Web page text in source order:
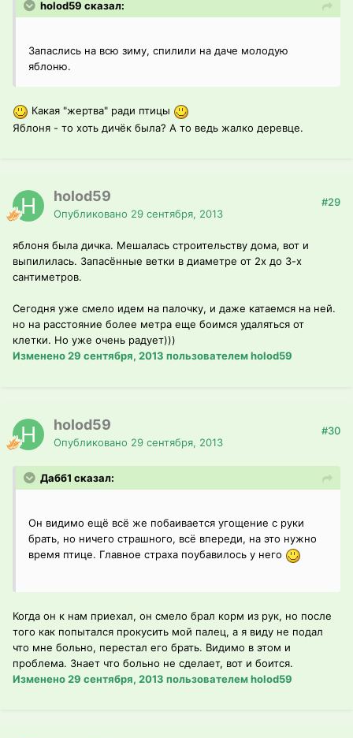
holod59 сказал:
Запаслись на всю зиму, спилили на даче молодую
яблоню.
Какая "жертва" ради птицы
Яблоня - то хоть дичёк была? А то ведь жалко деревце.
holod59
Опубликовано 29 сентября, 2013
#29
яблоня была дичка. Мешалась строительству дома, вот и
выпилилась. Запасённые ветки в диаметре от 2х до 3-х
сантиметров.
Сегодня уже смело идем на палочку, и даже катаемся на ней.
но на расстояние более метра еще боимся удаляться от
клетки. Но уже очень радует)))
Изменено29 сентября, 2013 пользователем holod59
holod59
Опубликовано 29 сентября, 2013
#30
Дабб1 сказал:
Он видимо ещё всё же побаивается угощение с руки
брать, но ничего страшного, всё впереди, на это нужно
время птице. Главное страха поубавилось у него
Когда он к нам приехал, он смело брал корм из рук, но после
того как попытался прокусить мой палец, а я виду не подал
что мне больно, перестал его брать. Видимо в этом и
проблема. Знает что больно не сделает, вот и боится.
Изменено29 сентября, 2013 пользователем holod59